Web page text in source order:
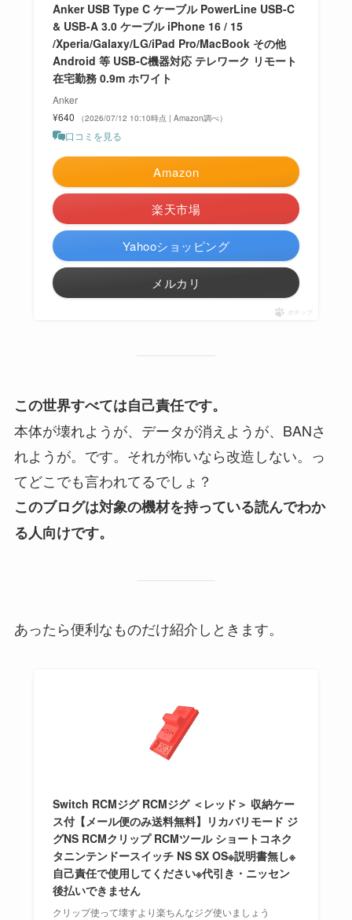
Anker USB Type C ケーブル PowerLine USB-C
& USB-A 3.0 ケーブル iPhone 16 / 15
/Xperia/Galaxy/LG/iPad Pro/MacBook その他
Android 等 USB-C機器対応 テレワーク リモート
在宅勤務 0.9m ホワイト
Anker
¥640
（2026/07/12 10:10時点 | Amazon調べ）
口コミを見る
Amazon
楽天市場
Yahooショッピング
メルカリ
ポチップ
この世界すべては自己責任です。
本体が壊れようが、データが消えようが、BANさ
れようが。です。それが怖いなら改造しない。っ
てどこでも言われてるでしょ？
このブログは対象の機材を持っている読んでわか
る人向けです。
あったら便利なものだけ紹介しときます。
Switch RCMジグ RCMジグ ＜レッド＞ 収納ケー
ス付【メール便のみ送料無料】リカバリモード ジ
グNS RCMクリップ RCMツール ショートコネク
タニンテンドースイッチ NS SX OS※説明書無し※
自己責任で使用してください※代引き・ニッセン
後払いできません
クリップ使って壊すより楽ちんなジグ使いましょう